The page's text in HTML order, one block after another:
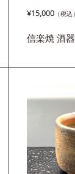
¥15,000
信楽焼 酒器